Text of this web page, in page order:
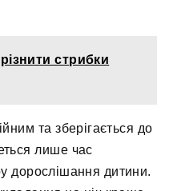
стрибки
та зберігається до
лише час
дорослішання дитини.